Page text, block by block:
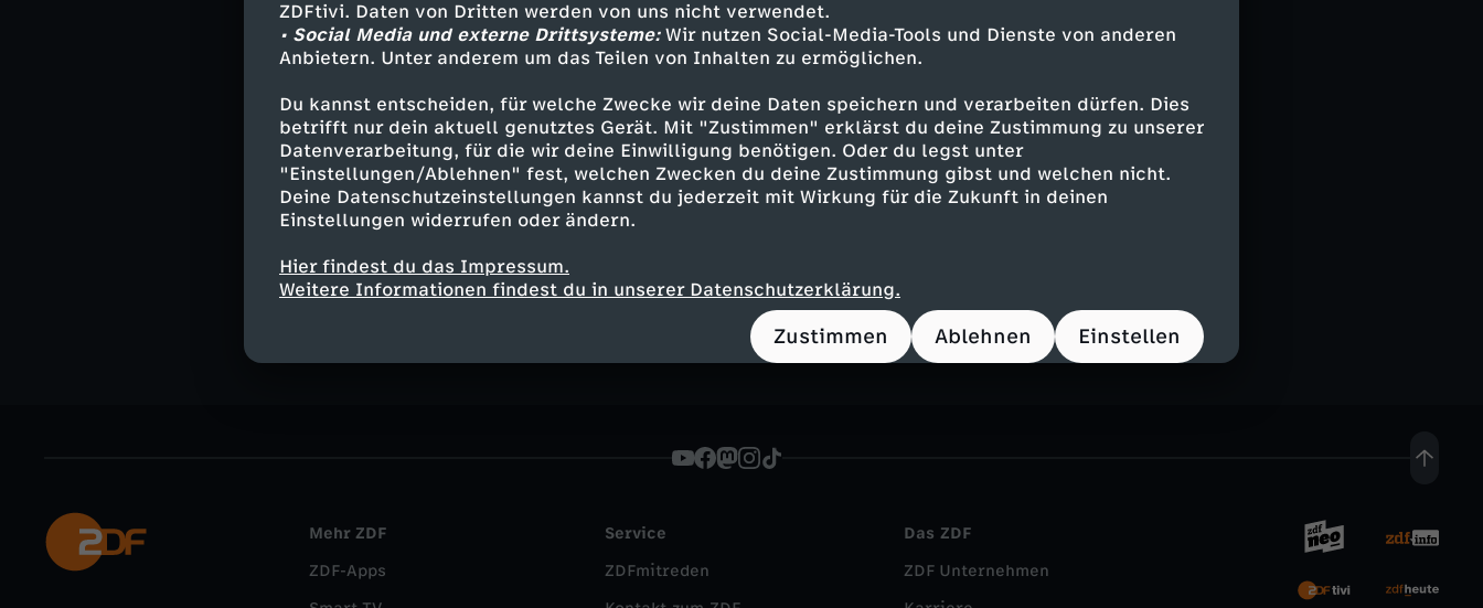
ZDFtivi. Daten von Dritten werden von uns nicht verwendet.
• Social Media und externe Drittsysteme:Wir nutzen Social-Media-Tools und Dienste von anderen
Anbietern. Unter anderem um das Teilen von Inhalten zu ermöglichen.
Du kannst entscheiden, für welche Zwecke wir deine Daten speichern und verarbeiten dürfen. Dies
betrifft nur dein aktuell genutztes Gerät. Mit "Zustimmen" erklärst du deine Zustimmung zu unserer
Datenverarbeitung, für die wir deine Einwilligung benötigen. Oder du legst unter
"Einstellungen/Ablehnen" fest, welchen Zwecken du deine Zustimmung gibst und welchen nicht.
Deine Datenschutzeinstellungen kannst du jederzeit mit Wirkung für die Zukunft in deinen
Einstellungen widerrufen oder ändern.
Hier findest du das Impressum.
Weitere Informationen findest du in unserer Datenschutzerklärung.
Zustimmen Ablehnen Einstellen
Ähnliche Inhalte entdecken
Wirtschaft Magazin informativ
Untertitel
WISO - das Wirtschaftsmagazin
WISO
WISO bei Instagram
Instagram
Mehr ZDF
ZDF-Apps
Service
ZDFmitreden
Das ZDF
ZDF Unternehmen